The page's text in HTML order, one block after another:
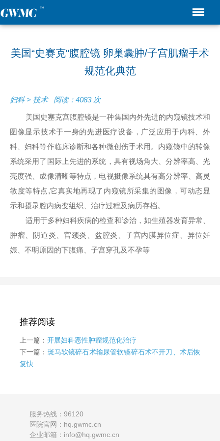
美国“史赛克"腹腔镜 卵巢囊肿/子宫肌瘤手术
规范化典范
妇科 > 技术 阅读：4083 次
美国史塞克宫腹腔镜是一种集国内外先进的内窥镜技术和
图像显示技术于一身的先进医疗设备，广泛应用于内科、外
科、妇科等作临床诊断和各种微创伤手术用。内窥镜中的转像
系统采用了国际上先进的系统，具有视场角大、分辨率高、光
亮度强、成像清晰等特点，电视摄像系统具有高分辨率、高灵
敏度等特点,它真实地再现了内窥镜所采集的图像，可动态显
示和摄录腔内病变组织、治疗过程及病历存档。
适用于多种妇科疾病的检查和诊治，如生殖器发育异常、
肿瘤、阴道炎、宫颈炎、盆腔炎、子宫内膜异位症、异位妊
娠、不明原因的下腹痛、子宫穿孔及不孕等
推荐阅读
上一篇： 开展妇科恶性肿瘤规范化治疗
下一篇： 斑马软镜碎石术输尿管软镜碎石术不开刀、术后恢
复快
服务热线：96120
医院官网：hq.gwmc.cn
企业邮箱：info@hq.gwmc.cn